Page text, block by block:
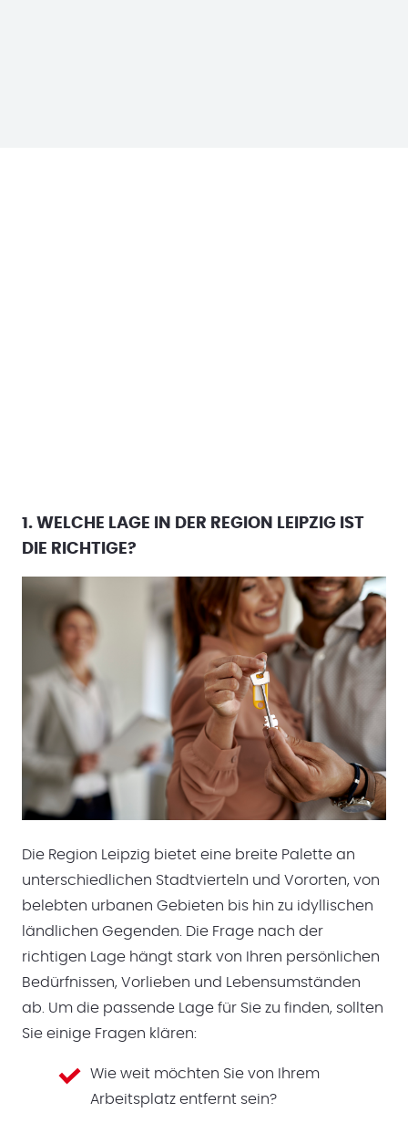
1. WELCHE LAGE IN DER REGION LEIPZIG IST
DIE RICHTIGE?
Die Region Leipzig bietet eine breite Palette an
unterschiedlichen Stadtvierteln und Vororten, von
belebten urbanen Gebieten bis hin zu idyllischen
ländlichen Gegenden. Die Frage nach der
richtigen Lage hängt stark von Ihren persönlichen
Bedürfnissen, Vorlieben und Lebensumständen
ab. Um die passende Lage für Sie zu finden, sollten
Sie einige Fragen klären:
Wie weit möchten Sie von Ihrem
Arbeitsplatz entfernt sein?